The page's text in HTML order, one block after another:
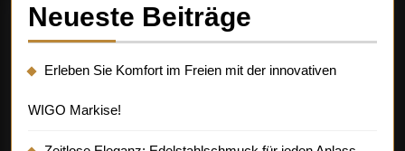
Neueste Beiträge
Erleben Sie Komfort im Freien mit der innovativen
WIGO Markise!